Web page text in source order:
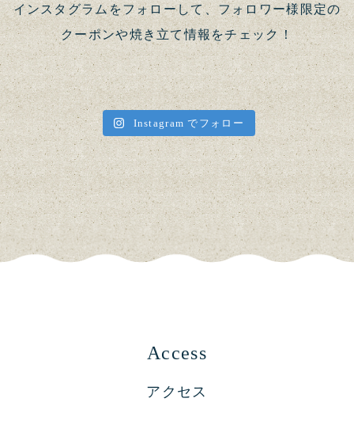
インスタグラムをフォローして、フォロワー様限定の
クーポンや焼き立て情報をチェック！
Instagram でフォロー
Access
アクセス